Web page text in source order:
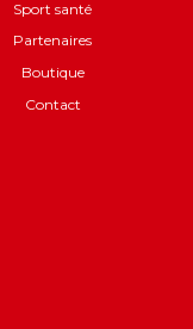
Sport santé
Partenaires
Boutique
Contact